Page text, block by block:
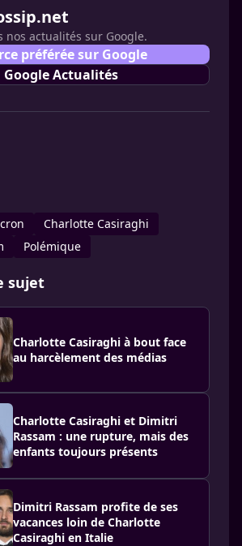
nos actualités sur Google.
préférée sur Google
Google Actualités
Charlotte Casiraghi
Polémique
sujet
Charlotte Casiraghi à bout face
au harcèlement des médias
Charlotte Casiraghi et Dimitri
Rassam : une rupture, mais des
enfants toujours présents
Dimitri Rassam profite de ses
vacances loin de Charlotte
Casiraghi en Italie